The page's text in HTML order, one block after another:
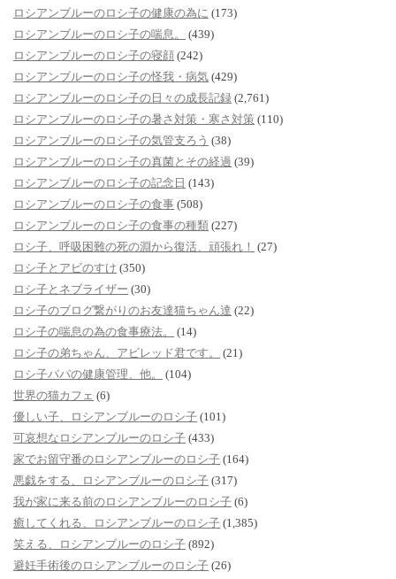
ロシアンブルーのロシ子の健康の為に (173)
ロシアンブルーのロシ子の喘息。
(439)
ロシアンブルーのロシ子の寝顔 (242)
ロシアンブルーのロシ子の怪我・病気 (429)
ロシアンブルーのロシ子の日々の成長記録 (2,761)
ロシアンブルーのロシ子の暑さ対策・寒さ対策 (110)
ロシアンブルーのロシ子の気管支ろう (38)
ロシアンブルーのロシ子の真菌とその経過 (39)
ロシアンブルーのロシ子の記念日 (143)
ロシアンブルーのロシ子の食事 (508)
ロシアンブルーのロシ子の食事の種類 (227)
ロシ子、呼吸困難の死の淵から復活、頑張れ！ (27)
ロシ子とアビのすけ (350)
ロシ子とネブライザー (30)
ロシ子のブログ繋がりのお友達猫ちゃん達 (22)
ロシ子の喘息の為の食事療法。
(14)
ロシ子の弟ちゃん、アビレッド君です。
(21)
ロシ子パパの健康管理、他。
(104)
世界の猫カフェ (6)
優しい子、ロシアンブルーのロシ子 (101)
可哀想なロシアンブルーのロシ子 (433)
家でお留守番のロシアンブルーのロシ子 (164)
悪戯をする、ロシアンブルーのロシ子 (317)
我が家に来る前のロシアンブルーのロシ子 (6)
癒してくれる、ロシアンブルーのロシ子 (1,385)
笑える、ロシアンブルーのロシ子 (892)
避妊手術後のロシアンブルーのロシ子 (26)